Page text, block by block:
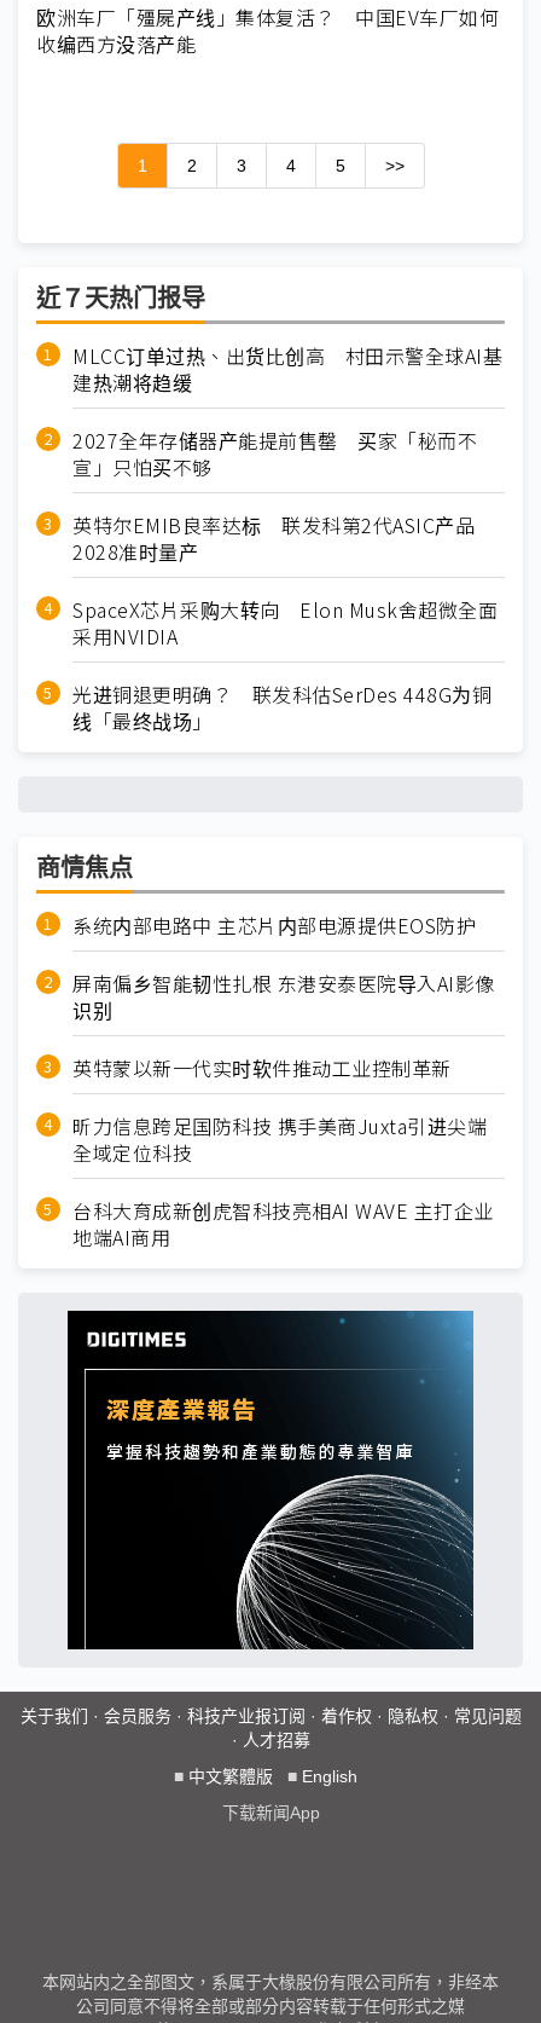
欧洲车厂「殭屍产线」集体复活？ 中国EV车厂如何
收编西方没落产能
1 2 3 4 5 >>
近７天热门报导
MLCC订单过热、出货比创高 村田示警全球AI基
建热潮将趋缓
2027全年存储器产能提前售罄 买家「秘而不
宣」只怕买不够
英特尔EMIB良率达标 联发科第2代ASIC产品
2028准时量产
SpaceX芯片采购大转向 Elon Musk舍超微全面
采用NVIDIA
光进铜退更明确？ 联发科估SerDes 448G为铜
线「最终战场」
商情焦点
系统内部电路中 主芯片内部电源提供EOS防护
屏南偏乡智能韧性扎根 东港安泰医院导入AI影像
识别
英特蒙以新一代实时软件推动工业控制革新
昕力信息跨足国防科技 携手美商Juxta引进尖端
全域定位科技
台科大育成新创虎智科技亮相AI WAVE 主打企业
地端AI商用
关于我们 · 会员服务· 科技产业报订阅 · 着作权 · 隐私权 · 常见问题
· 人才招募
■ 中文繁體版 ■ English
下载新闻App
本网站内之全部图文，系属于大椽股份有限公司所有，非经本
公司同意不得将全部或部分内容转载于任何形式之媒